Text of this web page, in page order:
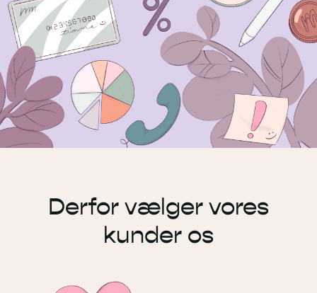
Derfor vælger vores
kunder os